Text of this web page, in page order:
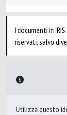
I documenti in
riservati, salvo
Utilizza questo